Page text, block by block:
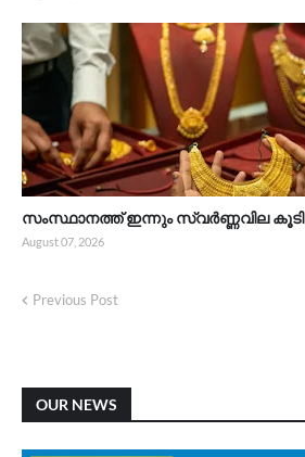
സംസ്ഥാനത്ത് ഇന്നും സ്വർണ്ണവില കൂടി
August 07, 2026
Previous Post
OUR NEWS